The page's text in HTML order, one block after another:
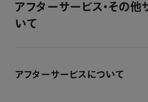
アフターサービス・その他
いて
アフターサービスについて